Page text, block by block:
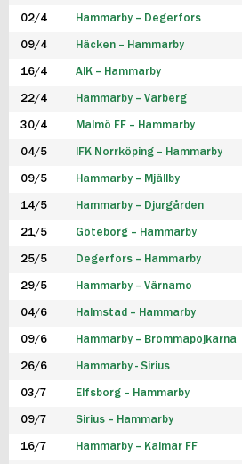
02/4 Hammarby – Degerfors
09/4 Häcken – Hammarby
16/4 AIK – Hammarby
22/4 Hammarby – Varberg
30/4 Malmö FF – Hammarby
04/5 IFK Norrköping – Hammarby
09/5 Hammarby – Mjällby
14/5 Hammarby – Djurgården
21/5 Göteborg – Hammarby
25/5 Degerfors – Hammarby
29/5 Hammarby – Värnamo
04/6 Halmstad – Hammarby
09/6 Hammarby – Brommapojkarna
26/6 Hammarby - Sirius
03/7 Elfsborg – Hammarby
09/7 Sirius – Hammarby
16/7 Hammarby – Kalmar FF